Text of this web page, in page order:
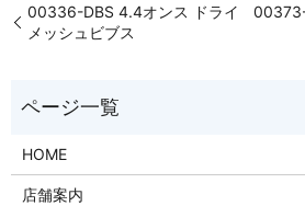
00336-DBS 4.4オンス ドライ
メッシュビブス
HOME
店舗案内